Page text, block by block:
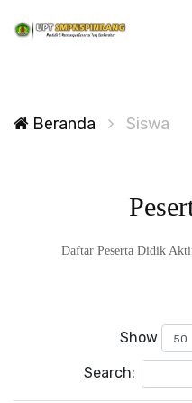
Beranda Siswa
Daftar Peserta Didik
Show
Search: